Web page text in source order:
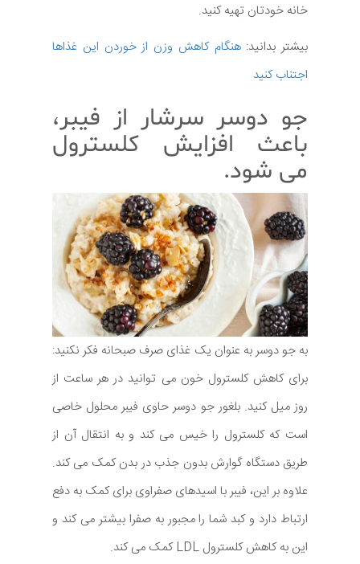
خانه خودتان تهیه کنید.
بیشتر بدانید:هنگام کاهش وزن از خوردن این غذاها
اجتناب کنید
جو دوسر سرشار از فیبر،
باعث افزایش کلسترول
می شود.
به جو دوسر به عنوان یک غذای صرف صبحانه فکر نکنید:
برای کاهش کلسترول خون می توانید در هر ساعت از
روز میل کنید. بلغور جو دوسر حاوی فیبر محلول خاصی
است که کلسترول را خیس می کند و به انتقال آن از
طریق دستگاه گوارش بدون جذب در بدن کمک می کند.
علاوه بر این، فیبر با اسیدهای صفراوی برای کمک به دفع
ارتباط دارد و کبد شما را مجبور به صفرا بیشتر می کند و
این به کاهش کلسترول LDL کمک می کند.